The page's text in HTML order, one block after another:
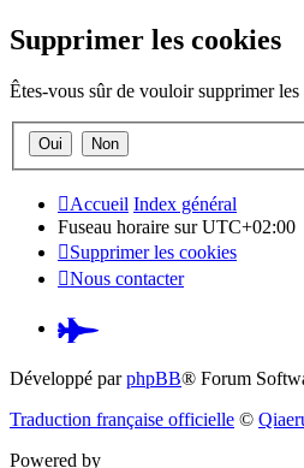
Supprimer les cookies
Êtes-vous sûr de vouloir supprimer
Accueil Index général
Fuseau horaire surUTC+02:00
Supprimer les cookies
Nous contacter
Pardus.at
(S’ouvre
Développé parphpBB® Forum
Traduction française officielle ©
Powered by